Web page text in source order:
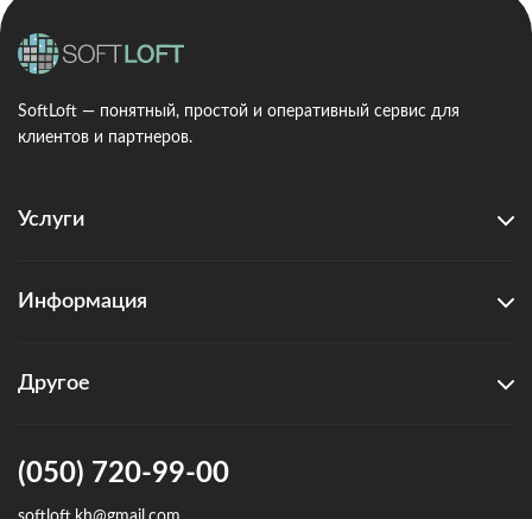
SoftLoft — понятный, простой и оперативный сервис для
клиентов и партнеров.
Услуги
Информация
Другое
(050) 720-99-00